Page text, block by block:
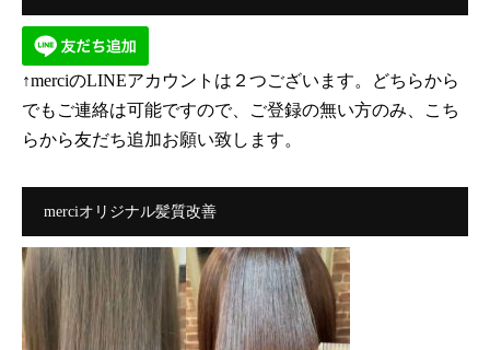
↑merciのLINEアカウントは２つございます。どちらから
でもご連絡は可能ですので、ご登録の無い方のみ、こち
らから友だち追加お願い致します。
merciオリジナル髪質改善